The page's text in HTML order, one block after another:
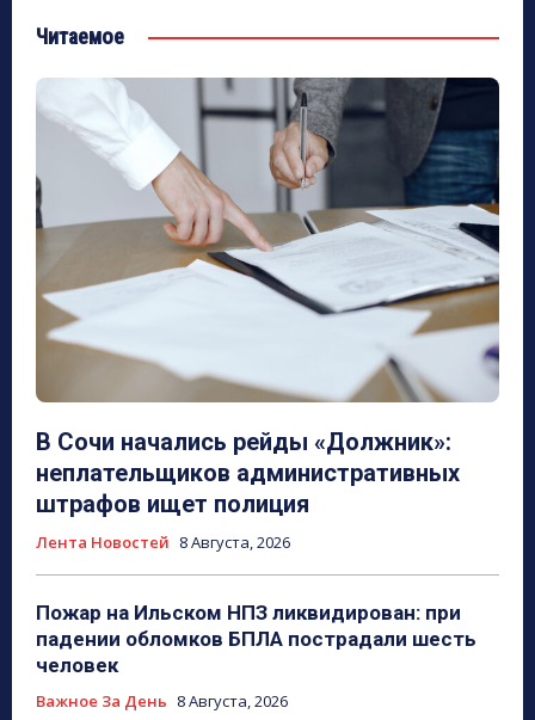
Читаемое
В Сочи начались рейды «Должник»:
неплательщиков административных
штрафов ищет полиция
Лента Новостей 8 Августа, 2026
Пожар на Ильском НПЗ ликвидирован: при
падении обломков БПЛА пострадали шесть
человек
Важное За День 8 Августа, 2026